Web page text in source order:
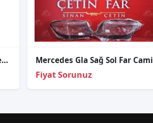
Mercedes W205 C63 Multi̇beam Led Far Beyni̇ Sıfır Mercedes Gla Sağ Sol Far Cami
Fiyat Sorunuz